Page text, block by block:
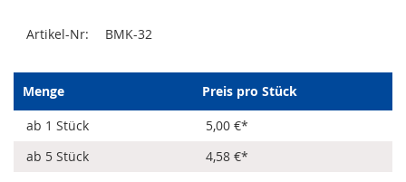
Anfang
Bildergalerie
springen
Artikel-Nr: BMK-32
Menge
Preis pro Stück
ab 1 Stück
5,00 €*
ab 5 Stück
4,58 €*